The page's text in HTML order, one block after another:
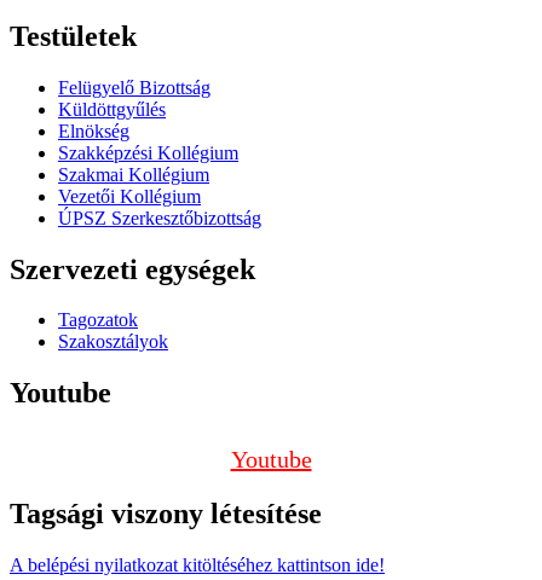
Testületek
Felügyelő Bizottság
Küldöttgyűlés
Elnökség
Szakképzési Kollégium
Szakmai Kollégium
Vezetői Kollégium
ÚPSZ Szerkesztőbizottság
Szervezeti egységek
Tagozatok
Szakosztályok
Youtube
Youtube
Tagsági viszony létesítése
A belépési nyilatkozat kitöltéséhez kattintson ide!